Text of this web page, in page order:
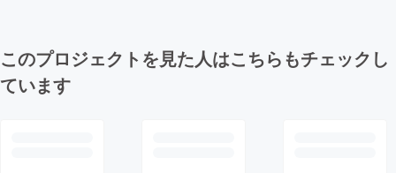
このプロジェクトを見た人はこちらもチェックし
ています